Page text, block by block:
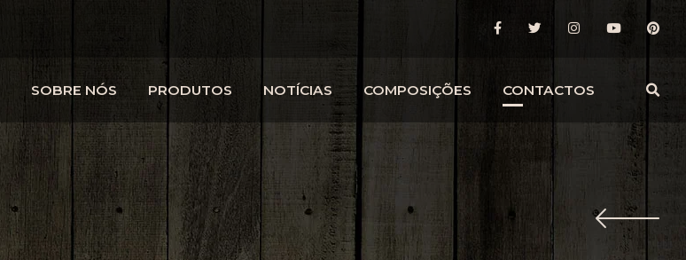
SOBRE NÓS PRODUTOS NOTÍCIAS COMPOSIÇÕES CONTACTOS